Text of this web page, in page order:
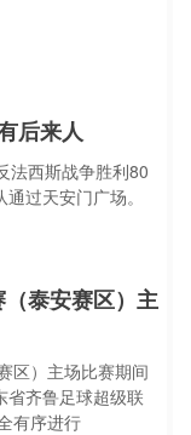
后来人
法西斯战争胜利80
过天安门广场。
泰安赛区）主
区）主场比赛期间
省齐鲁足球超级联
有序进行